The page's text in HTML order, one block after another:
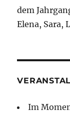
dem
Elena, Sara,
Im